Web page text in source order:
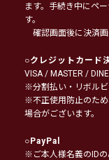
ます。手続き中にペ
す。
確認画面後に決済画
○クレジットカード
VISA / MASTER /
※分割払い・リボルビ
※不正使用防止のため
場合がございます。
○PayPal
※ご本人様名義のIDの